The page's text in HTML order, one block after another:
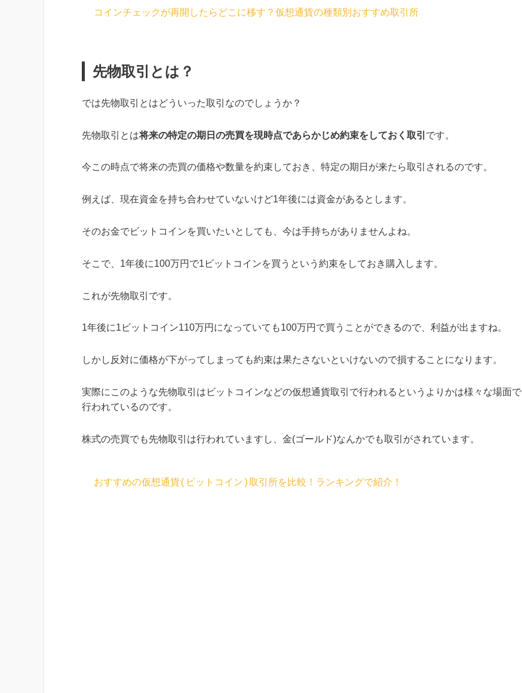
コインチェックが再開したらどこに移す？仮想通貨の種類別おすすめ取引所
先物取引とは？
では先物取引とはどういった取引なのでしょうか？
先物取引とは将来の特定の期日の売買を現時点であらかじめ約束をしておく取引 です。
今この時点で将来の売買の価格や数量を約束しておき、特定の期日が来たら取引されるのです。
例えば、現在資金を持ち合わせていないけど1年後には資金があるとします。
そのお金でビットコインを買いたいとしても、今は手持ちがありませんよね。
そこで、1年後に100万円で1ビットコインを買うという約束をしておき購入します。
これが先物取引です。
1年後に1ビットコイン110万円になっていても100万円で買うことができるので、利益が出ますね。
しかし反対に価格が下がってしまっても約束は果たさないといけないので損することになります。
実際にこのような先物取引はビットコインなどの仮想通貨取引で行われるというよりかは様々な場面で
行われているのです。
株式の売買でも先物取引は行われていますし、金(ゴールド)なんかでも取引がされています。
おすすめの仮想通貨(ビットコイン)取引所を比較！ランキングで紹介！